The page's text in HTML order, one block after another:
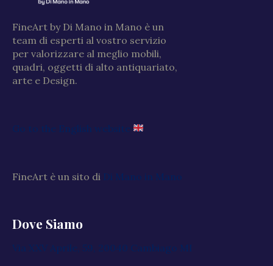
FineArt by Di Mano in Mano è un
team di esperti al vostro servizio
per valorizzare al meglio mobili,
quadri, oggetti di alto antiquariato,
arte e Design.
Go to the English website
FineArt è un sito di Di Mano in Mano
Dove Siamo
Via XXV Aprile, 59, 20040 Cambiago MI